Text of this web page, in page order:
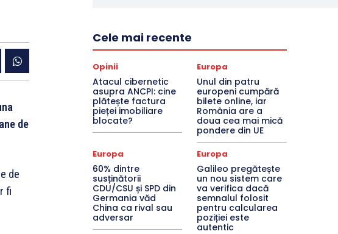
de
de
fi
Cele mai recente
Opinii
Atacul cibernetic
asupra ANCPI: cine
plătește factura
pieței imobiliare
blocate?
Europa
Unul din patru
europeni cumpără
bilete online, iar
România are a
doua cea mai mică
pondere din UE
Europa
60% dintre
susținătorii
CDU/CSU și SPD din
Germania văd
China ca rival sau
adversar
Europa
Galileo pregătește
un nou sistem care
va verifica dacă
semnalul folosit
pentru calcularea
poziției este
autentic